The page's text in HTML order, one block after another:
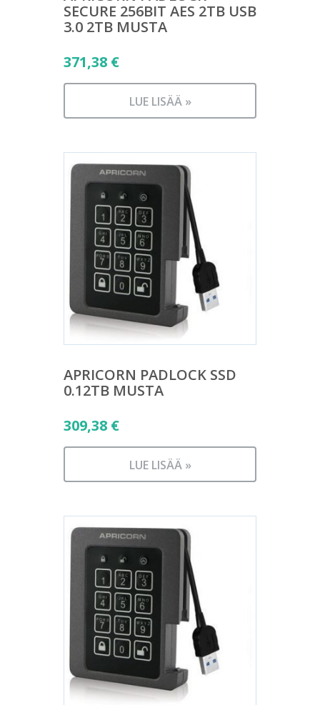
SECURE 256BIT AES 2TB USB
3.0 2TB MUSTA
371,38 €
LUE LISÄÄ »
APRICORN PADLOCK SSD
0.12TB MUSTA
309,38 €
LUE LISÄÄ »